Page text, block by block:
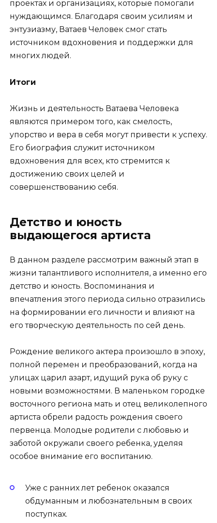
проектах и организациях, которые помогали
нуждающимся. Благодаря своим усилиям и
энтузиазму, Ватаев Человек смог стать
источником вдохновения и поддержки для
многих людей.
Итоги
Жизнь и деятельность Ватаева Человека
являются примером того, как смелость,
упорство и вера в себя могут привести к успеху.
Его биография служит источником
вдохновения для всех, кто стремится к
достижению своих целей и
совершенствованию себя.
Детство и юность
выдающегося артиста
В данном разделе рассмотрим важный этап в
жизни талантливого исполнителя, а именно его
детство и юность. Воспоминания и
впечатления этого периода сильно отразились
на формировании его личности и влияют на
его творческую деятельность по сей день.
Рождение великого актера произошло в эпоху,
полной перемен и преобразований, когда на
улицах царил азарт, идущий рука об руку с
новыми возможностями. В маленьком городке
восточного региона мать и отец великолепного
артиста обрели радость рождения своего
первенца. Молодые родители с любовью и
заботой окружали своего ребенка, уделяя
особое внимание его воспитанию.
Уже с ранних лет ребенок оказался
обдуманным и любознательным в своих
поступках.